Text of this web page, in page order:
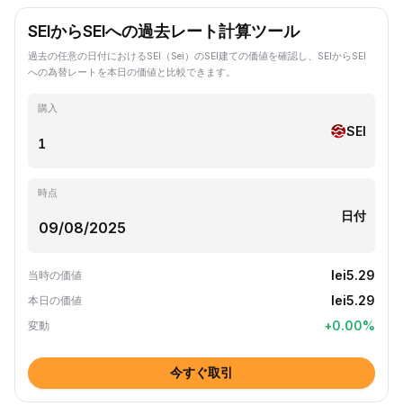
SEIからSEIへの過去レート計算ツール
過去の任意の日付におけるSEI（Sei）のSEI建ての価値を確認し、SEIからSEI
への為替レートを本日の価値と比較できます。
購入
SEI
時点
日付
当時の価値 lei5.29
本日の価値 lei5.29
変動 +0.00%
今すぐ取引